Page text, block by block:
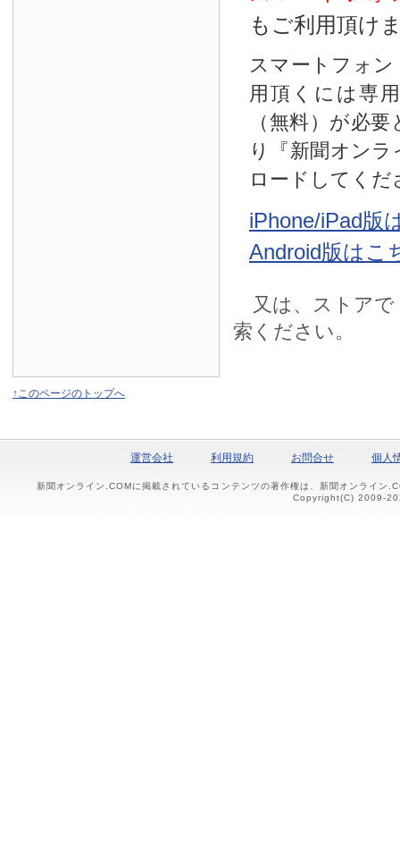
もご利用頂け
スマートフォ
用頂くには専
（無料）が必
り『新聞オン
ロードしてくだ
iPhone/iPad版
Android版はこ
又は、ストアで
索ください。
↑このページのトップへ
運営会社 利用規約 お問合せ 個人
新聞オンライン.COMに掲載されているコンテンツの著作権は、新聞オンライン
Copyright(C) 2009-